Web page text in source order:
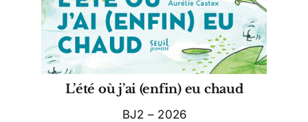
L’été où j’ai (enfin) eu chaud
BJ2 – 2026